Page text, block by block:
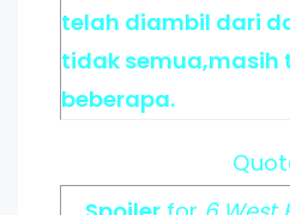
telah diambil dari
tidak semua,masih
beberapa.